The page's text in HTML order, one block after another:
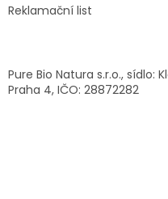
Reklamační list
Pure Bio Natura s.r.o., sídlo:
Praha 4, IČO: 28872282